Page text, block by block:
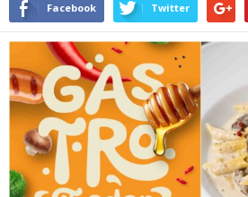
Facebook Twitter